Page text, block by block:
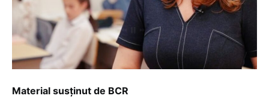
Material susținut de BCR